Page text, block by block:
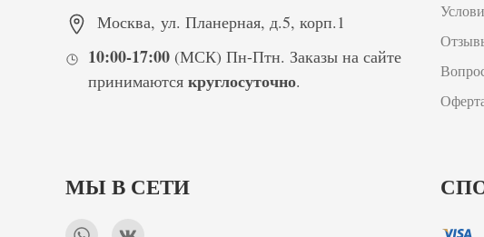
Москва, ул. Планерная, д.5, корп.1
10:00-17:00(МСК) Пн-Птн. Заказы на сайте
принимаются круглосуточно.
МЫ В СЕТИ